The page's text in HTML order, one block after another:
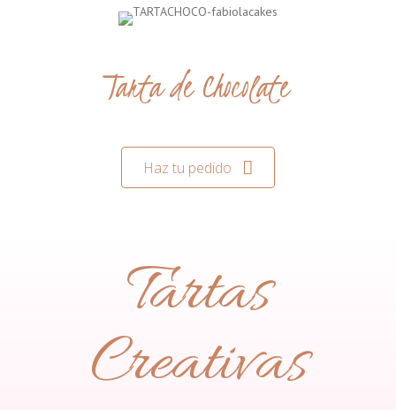
Tarta de Chocolate
Haz tu pedido
Tartas
Creativas